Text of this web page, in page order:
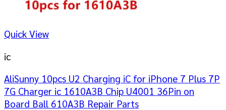
Quick View
ic
AliSunny 10pcs U2 Charging iC for iPhone 7 Plus 7P
7G Charger ic 1610A3B Chip U4001 36Pin on
Board Ball 610A3B Repair Parts